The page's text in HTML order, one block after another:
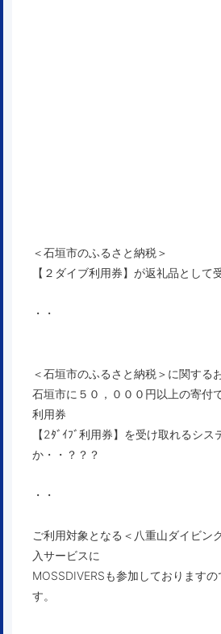
＜石垣市のふるさと納税＞
【２ダイブ利用券】が返礼品として
・・
＜石垣市のふるさと納税＞に関する
石垣市に５０，０００円以上の寄付
利用券
【2ﾀﾞｲﾌﾞ利用券】を受け取れるシ
か・・？？？
・・
ご利用対象となる＜八重山ダイビン
入サービスに
MOSSDIVERSも参加しております
す。